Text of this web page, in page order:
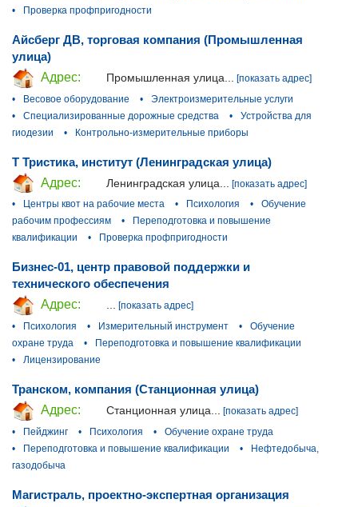
•
Проверка профпригодности
Айсберг ДВ, торговая компания (Промышленная
улица)
Адрес:
Промышленная улица...
[показать адрес]
•
Весовое оборудование •
Электроизмерительные услуги
•
Специализированные дорожные средства •
Устройства для
гиодезии
• Контрольно-измерительные приборы
Т Тристика, институт (Ленинградская улица)
Адрес:
Ленинградская улица...
[показать адрес]
•
Центры квот на рабочие места • Психология •
Обучение
рабочим профессиям
•
Переподготовка и повышение
квалификации
• Проверка профпригодности
Бизнес-01, центр правовой поддержки и
технического обеспечения
Адрес:
... [показать адрес]
•
Психология • Измерительный инструмент •
Обучение
охране труда
•
Переподготовка и повышение квалификации
•
Лицензирование
Транском, компания (Станционная улица)
Адрес:
Станционная улица...
[показать адрес]
•
Пейджинг • Психология •
Обучение охране труда
•
Переподготовка и повышение квалификации •
Нефтедобыча,
газодобыча
Магистраль, проектно-экспертная организация